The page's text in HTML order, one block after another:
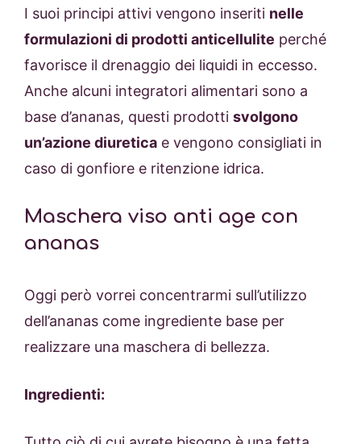
I suoi principi attivi vengono inseriti nelle
formulazioni di prodotti anticellulite perché
favorisce il drenaggio dei liquidi in eccesso.
Anche alcuni integratori alimentari sono a
base d’ananas, questi prodotti svolgono
un’azione diuretica e vengono consigliati in
caso di gonfiore e ritenzione idrica.
Maschera viso anti age con
ananas
Oggi però vorrei concentrarmi sull’utilizzo
dell’ananas come ingrediente base per
realizzare una maschera di bellezza.
Ingredienti: